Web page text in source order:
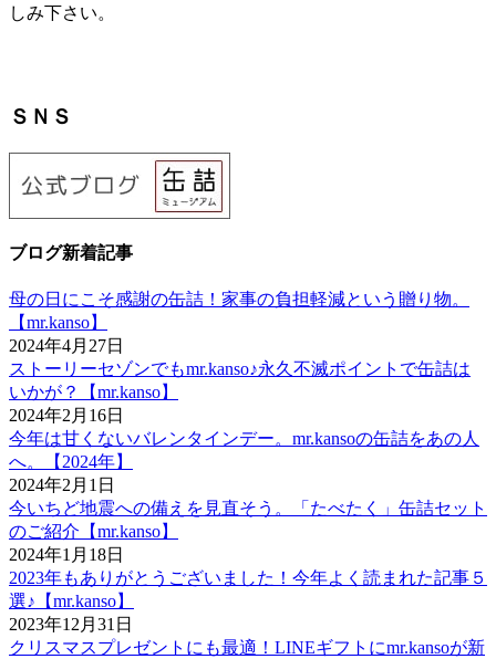
しみ下さい。
ＳＮＳ
ブログ新着記事
母の日にこそ感謝の缶詰！家事の負担軽減という贈り物。
【mr.kanso】
2024年4月27日
ストーリーセゾンでもmr.kanso♪永久不滅ポイントで缶詰は
いかが？【mr.kanso】
2024年2月16日
今年は甘くないバレンタインデー。mr.kansoの缶詰をあの人
へ。【2024年】
2024年2月1日
今いちど地震への備えを見直そう。「たべたく」缶詰セット
のご紹介【mr.kanso】
2024年1月18日
2023年もありがとうございました！今年よく読まれた記事５
選♪【mr.kanso】
2023年12月31日
クリスマスプレゼントにも最適！LINEギフトにmr.kansoが新